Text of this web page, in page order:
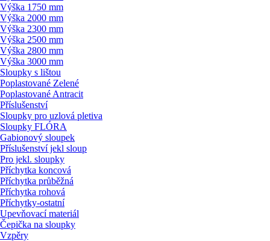
Výška 1750 mm
Výška 2000 mm
Výška 2300 mm
Výška 2500 mm
Výška 2800 mm
Výška 3000 mm
Sloupky s lištou
Poplastované Zelené
Poplastované Antracit
Příslušenství
Sloupky pro uzlová pletiva
Sloupky FLÓRA
Gabionový sloupek
Příslušenství jekl sloup
Pro jekl. sloupky
Příchytka koncová
Příchytka průběžná
Příchytka rohová
Příchytky-ostatní
Upevňovací materiál
Čepička na sloupky
Vzpěry